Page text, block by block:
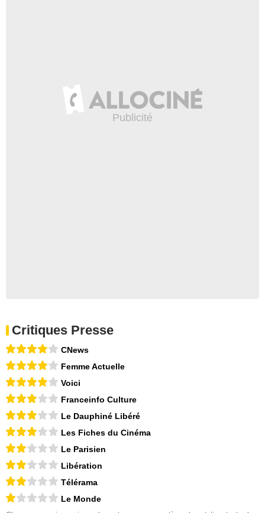
Critiques Presse
CNews
Femme Actuelle
Voici
Franceinfo Culture
Le Dauphiné Libéré
Les Fiches du Cinéma
Le Parisien
Libération
Télérama
Le Monde